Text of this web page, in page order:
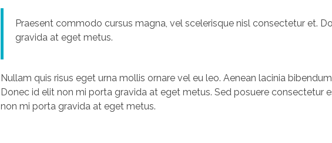
Praesent commodo cursus magna, vel scelerisque nisl consectetur et.
gravida at eget metus.
Nullam quis risus eget urna mollis ornare vel eu leo. Aenean lacinia
Donec id elit non mi porta gravida at eget metus. Sed posuere consectetur
non mi porta gravida at eget metus.